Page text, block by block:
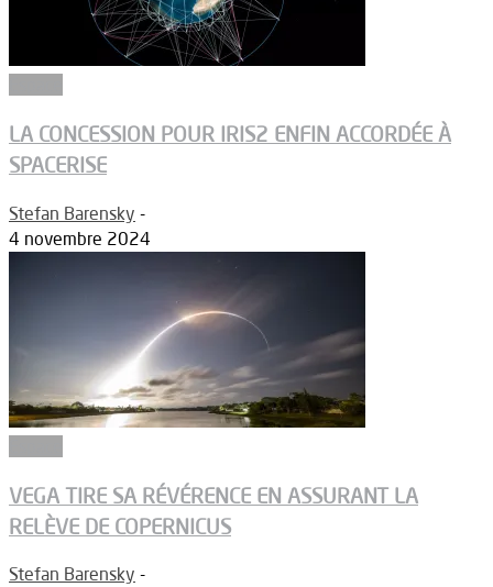
LA CONCESSION POUR IRIS2 ENFIN ACCORDÉE À
SPACERISE
Stefan Barensky -
4 novembre 2024
VEGA TIRE SA RÉVÉRENCE EN ASSURANT LA
RELÈVE DE COPERNICUS
Stefan Barensky -